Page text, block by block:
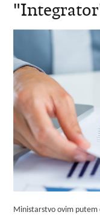
Ministarstvo ovim